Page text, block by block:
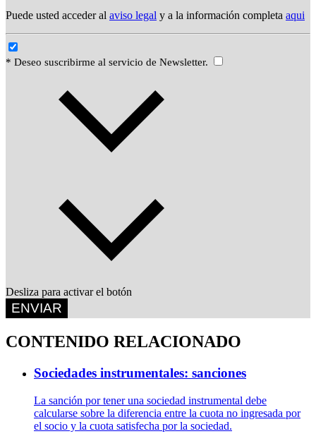
Puede usted acceder al aviso legal y a la información completa aqui
* Deseo suscribirme al servicio de Newsletter.
Desliza para activar el botón
ENVIAR
CONTENIDO RELACIONADO
Sociedades instrumentales: sanciones
La sanción por tener una sociedad instrumental debe
calcularse sobre la diferencia entre la cuota no ingresada por
el socio y la cuota satisfecha por la sociedad.